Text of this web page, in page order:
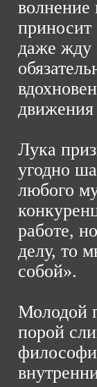
приносит
даже жду
Лука
угодно
любого
работе,
делу, то
собой».
Молодой
порой